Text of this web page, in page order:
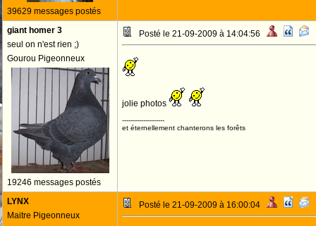
39629 messages postés
giant homer 3
seul on n'est rien ;)
Gourou Pigeonneux
19246 messages postés
Posté le 21-09-2009 à 14:04:56
jolie photos
--------------------
et éternellement chanterons les forêts
LYNX
Maitre Pigeonneux
Posté le 21-09-2009 à 16:00:04